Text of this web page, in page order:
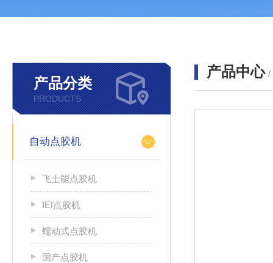
产品分类
PRODUCTS
自动点胶机
飞士能点胶机
IEI点胶机
蠕动式点胶机
国产点胶机
产品中心 /